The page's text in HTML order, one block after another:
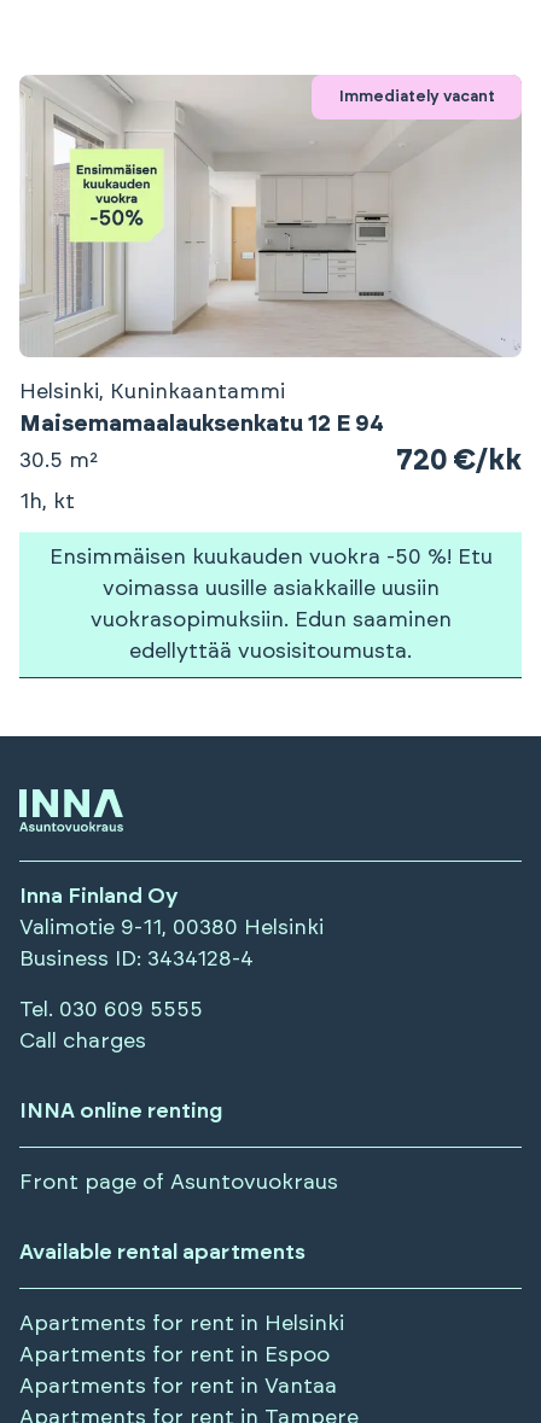
Immediately vacant
Helsinki, Kuninkaantammi
Maisemamaalauksenkatu 12 E 94
30.5 m² 720 €/kk
1h, kt
Ensimmäisen kuukauden vuokra -50 %! Etu
voimassa uusille asiakkaille uusiin
vuokrasopimuksiin. Edun saaminen
edellyttää vuosisitoumusta.
Inna Finland Oy
Valimotie 9-11, 00380 Helsinki
Business ID: 3434128-4
Tel. 030 609 5555
Call charges
INNA online renting
Front page of Asuntovuokraus
Available rental apartments
Apartments for rent in Helsinki
Apartments for rent in Espoo
Apartments for rent in Vantaa
Apartments for rent in Tampere